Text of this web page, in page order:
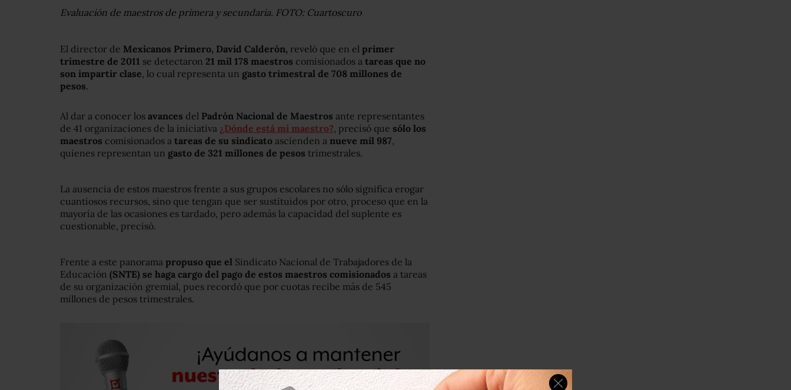
Evaluación de maestros de primera y secundaria. FOTO: Cuartoscuro
El director de Mexicanos Primero, David Calderón, reveló que en el primer
trimestre de 2011 se detectaron 21 mil 178 maestros comisionados a tareas que no
son impartir clase, lo cual representa un gasto trimestral de 708 millones de
pesos.
Al dar a conocer los avances del Padrón Nacional de Maestros ante representantes
de 41 organizaciones de la iniciativa ¿Dónde está mi maestro?, precisó que sólo los
maestros comisionados a tareas de su sindicato ascienden a nueve mil 987,
quienes representan un gasto de 321 millones de pesos trimestrales.
La ausencia de estos maestros frente a sus grupos escolares no sólo significa erogar
cuantiosos recursos, sino que tengan que ser sustituidos por otro, proceso que en la
mayoría de las ocasiones es tardado, pero además la capacidad del suplente es
cuestionable, precisó.
Frente a este panorama propuso que el Sindicato Nacional de Trabajadores de la
Educación (SNTE) se haga cargo del pago de estos maestros comisionados a tareas
de su organización gremial, pues recordó que por cuotas recibe más de 545
millones de pesos trimestrales.